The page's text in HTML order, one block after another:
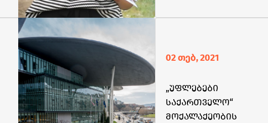
02 თებ, 2021
„უფლებები
საქართველო“
მოქალაქეობის